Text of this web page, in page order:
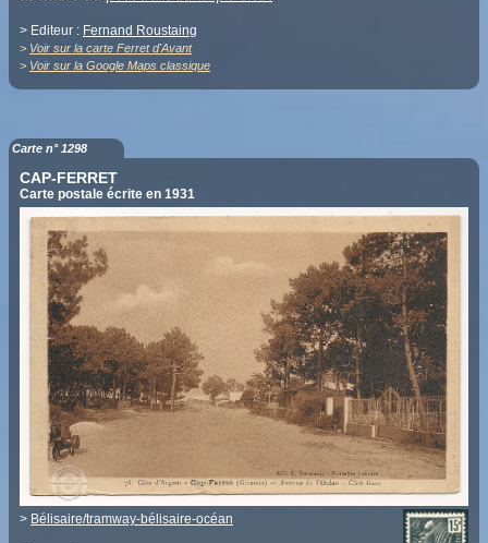
> Editeur : Fernand Roustaing
> Voir sur la carte Ferret d'Avant
> Voir sur la Google Maps classique
Carte n° 1298
CAP-FERRET
Carte postale écrite en 1931
> Bélisaire/tramway-bélisaire-océan